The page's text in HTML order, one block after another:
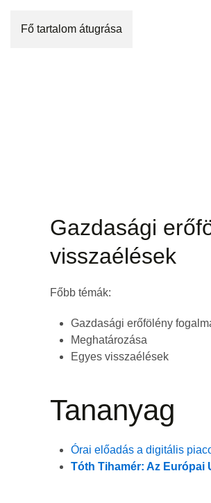
Fő tartalom átugrása
Gazdasági
visszaélések
Főbb témák:
Gazdasági erőfölény
Meghatározása
Egyes visszaélések
Tananyag
Órai előadás a digitális
Tóth Tihamér: Az Európai